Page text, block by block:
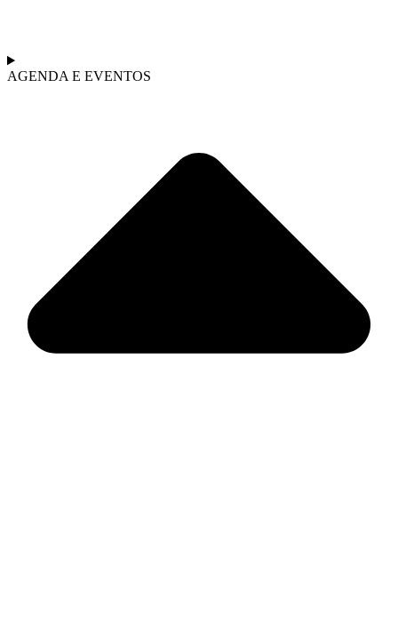
AGENDA E EVENTOS